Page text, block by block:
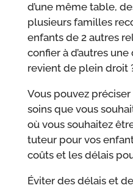
d’une même table,
plusieurs familles
enfants de 2 autres
confier à d’autres
revient de plein droit
Vous pouvez
soins que vous
où vous souhaitez
tuteur pour vos
coûts et les délais
Éviter des délais et